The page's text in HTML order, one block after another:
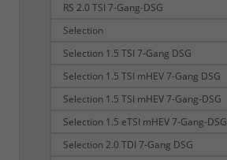
RS 2.0 TSI 7-Gang-DSG
Selection
Selection 1.5 TSI 7-Gang DSG
Selection 1.5 TSI mHEV 7-Gang DSG
Selection 1.5 TSI mHEV 7-Gang-DSG
Selection 1.5 eTSI mHEV 7-Gang-DSG
Selection 2.0 TDI 7-Gang DSG